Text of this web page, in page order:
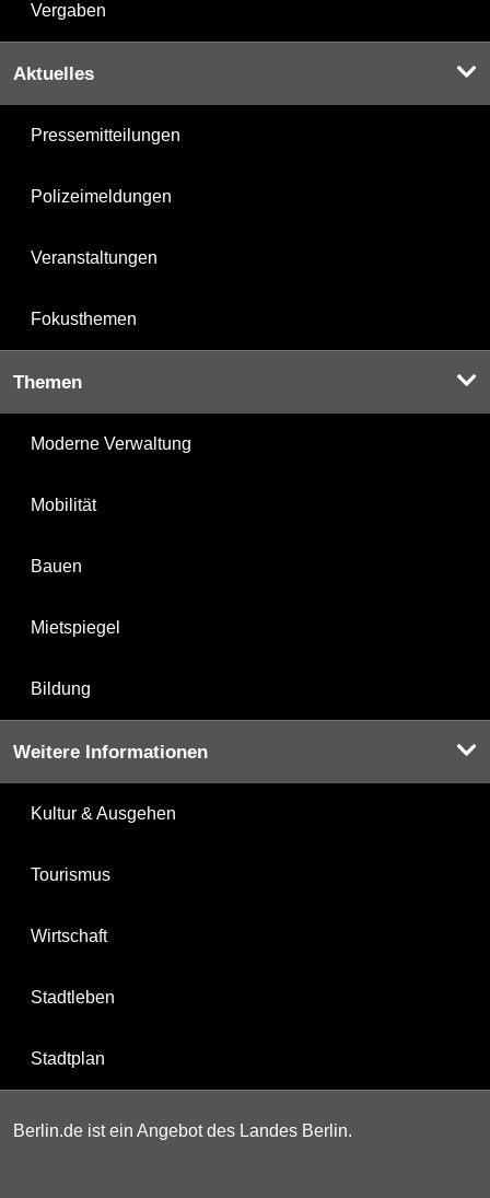
Vergaben
Aktuelles
Pressemitteilungen
Polizeimeldungen
Veranstaltungen
Fokusthemen
Themen
Moderne Verwaltung
Mobilität
Bauen
Mietspiegel
Bildung
Weitere Informationen
Kultur & Ausgehen
Tourismus
Wirtschaft
Stadtleben
Stadtplan
Berlin.de ist ein Angebot des Landes Berlin.